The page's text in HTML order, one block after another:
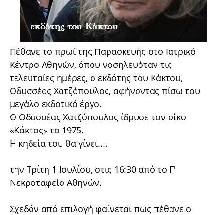
Πέθανε το πρωί της Παρασκευής στο Ιατρικό
Κέντρο Αθηνών, όπου νοσηλευόταν τις
τελευταίες ημέρες, ο εκδότης του Κάκτου,
Οδυσσέας Χατζόπουλος, αφήνοντας πίσω του
μεγάλο εκδοτικό έργο.
Ο Οδυσσέας Χατζόπουλος ίδρυσε τον οίκο
«Κάκτος» το 1975.
Η κηδεία του θα γίνει....
την Τρίτη 1 Ιουλίου, στις 16:30 από το Γ'
Νεκροταφείο Αθηνών.
Σχεδόν από επιλογή φαίνεται πως πέθανε ο